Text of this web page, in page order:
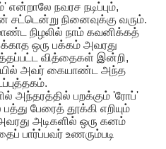
என்றாலே நவரச நடிப்பும்,
நினைவுக்கு வரும்.
நிழலில் நாம் கவனிக்கத்
ஒரு பக்கம் அவரது
வித்தைகள் இன்றி,
அவர் கையாண்ட அந்த
அந்தரத்தில் பறக்கும் 'ரோப்'
பேரைத் தூக்கி எறியும்
அடிகளில் ஒரு கனம்
பார்ப்பவர் உணரும்படி